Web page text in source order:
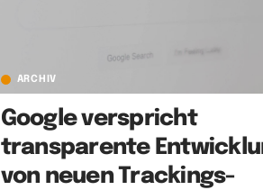
ARCHIV
Google verspricht
transparente
von neuen Trackings-